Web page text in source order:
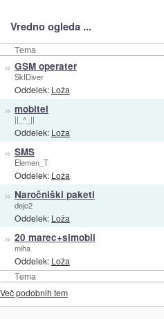
Vredno ogleda ...
Tema
Tema
» GSM operater
SkIDiver
Oddelek: Loža
» mobitel
||_^_||
Oddelek: Loža
» SMS
Elemen_T
Oddelek: Loža
» Naročniški paketi
dejc2
Oddelek: Loža
» 20 marec+simobil
miha
Oddelek: Loža
Več podobnih tem